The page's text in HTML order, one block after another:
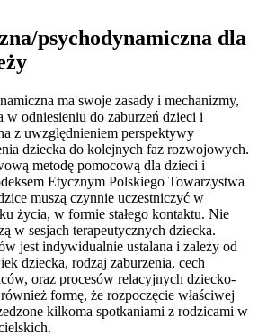
psychodynamiczna dla
ma swoje zasady i mechanizmy,
w odniesieniu do zaburzeń dzieci i
z uwzględnieniem perspektywy
dziecka do kolejnych faz rozwojowych.
metodę pomocową dla dzieci i
Etycznym Polskiego Towarzystwa
muszą czynnie uczestniczyć w
życia, w formie stałego kontaktu. Nie
w sesjach terapeutycznych dziecka.
jest indywidualnie ustalana i zależy od
dziecka, rodzaj zaburzenia, cech
oraz procesów relacyjnych dziecko-
formę, że rozpoczęcie właściwej
kilkoma spotkaniami z rodzicami w